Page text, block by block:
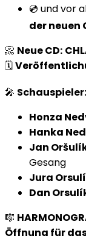
💿 und vor
der neuen
📀 Neue CD:
🗓️
🎤 Schauspieler:
Honza
Hanka
Jan
Gesang
Jura
Dan
🎼
Öffnung für